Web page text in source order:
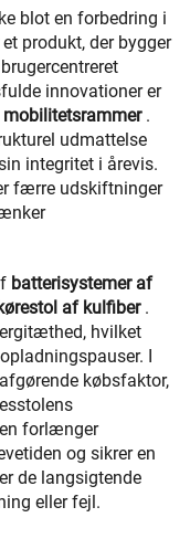
blot en forbedring i
produkt, der bygger
innovationer er
.
udmattelse
integritet i årevis.
færre udskiftninger
batterisystemer af
af kulfiber .
hvilket
I
købsfaktor,
forlænger
og sikrer en
de langsigtende
eller fejl.